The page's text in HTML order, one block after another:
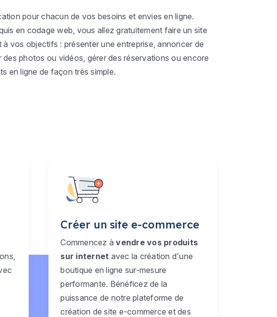
pour chacun de vos besoins et envies en ligne.
en codage web, vous allez gratuitement faire un site
à vos objectifs : présenter une entreprise, annoncer de
photos ou vidéos, gérer des réservations ou encore
en ligne de façon très simple.
Créer un site e-commerce
Commencez àvendre vos produits
sur internet avec la création d'une
boutique en ligne sur-mesure
performante. Bénéficez de la
puissance de notre plateforme de
création de site e-commerce et des